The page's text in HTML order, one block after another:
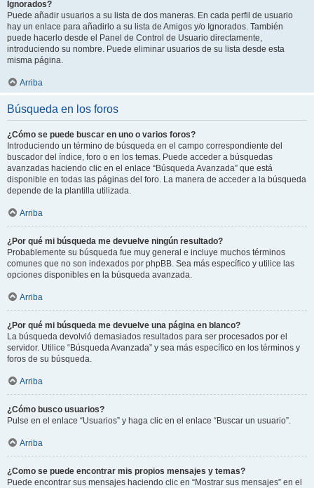
Ignorados?
Puede añadir usuarios a su lista de dos maneras. En cada perfil de usuario
hay un enlace para añadirlo a su lista de Amigos y/o Ignorados. También
puede hacerlo desde el Panel de Control de Usuario directamente,
introduciendo su nombre. Puede eliminar usuarios de su lista desde esta
misma página.
Arriba
Búsqueda en los foros
¿Cómo se puede buscar en uno o varios foros?
Introduciendo un término de búsqueda en el campo correspondiente del
buscador del índice, foro o en los temas. Puede acceder a búsquedas
avanzadas haciendo clic en el enlace “Búsqueda Avanzada” que está
disponible en todas las páginas del foro. La manera de acceder a la búsqueda
depende de la plantilla utilizada.
Arriba
¿Por qué mi búsqueda me devuelve ningún resultado?
Probablemente su búsqueda fue muy general e incluye muchos términos
comunes que no son indexados por phpBB. Sea más específico y utilice las
opciones disponibles en la búsqueda avanzada.
Arriba
¿Por qué mi búsqueda me devuelve una página en blanco?
La búsqueda devolvió demasiados resultados para ser procesados por el
servidor. Utilice “Búsqueda Avanzada” y sea más específico en los términos y
foros de su búsqueda.
Arriba
¿Cómo busco usuarios?
Pulse en el enlace “Usuarios” y haga clic en el enlace “Buscar un usuario”.
Arriba
¿Como se puede encontrar mis propios mensajes y temas?
Puede encontrar sus mensajes haciendo clic en “Mostrar sus mensajes” en el